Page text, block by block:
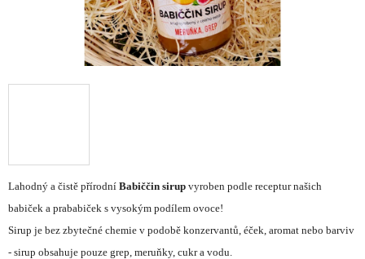
Lahodný a čistě přírodní Babiččin sirup vyroben podle receptur našich
babiček a prababiček s vysokým podílem ovoce!
Sirup je bez zbytečné chemie v podobě konzervantů, éček, aromat nebo barviv
- sirup obsahuje pouze grep, meruňky, cukr a vodu.